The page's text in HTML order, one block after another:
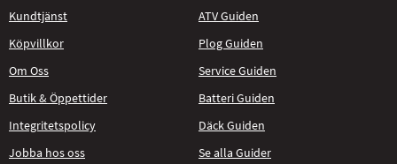
Kundtjänst
Köpvillkor
Om Oss
Butik & Öppettider
Integritetspolicy
Jobba hos oss
ATV Guiden
Plog Guiden
Service Guiden
Batteri Guiden
Däck Guiden
Se alla Guider